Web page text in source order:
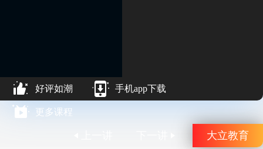
好评如潮 手机app下载
更多课程
大立教育